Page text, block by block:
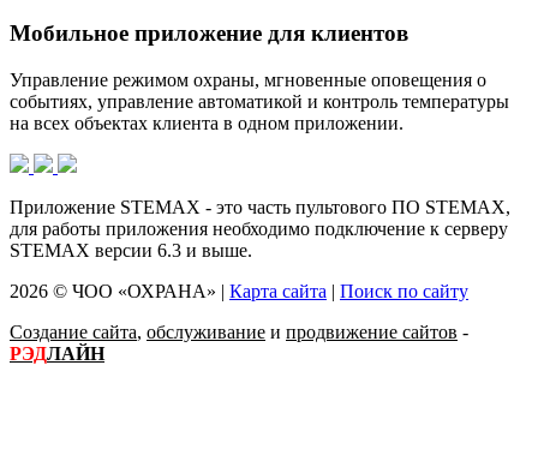
Мобильное приложение для клиентов
Управление режимом охраны, мгновенные оповещения о
событиях, управление автоматикой и контроль температуры
на всех объектах клиента в одном приложении.
Приложение STEMAX - это часть пультового ПО STEMAX,
для работы приложения необходимо подключение к серверу
STEMAX версии 6.3 и выше.
2026 © ЧОО «ОХРАНА» | Карта сайта | Поиск по сайту
Создание сайта, обслуживание и продвижение сайтов -
РЭДЛАЙН